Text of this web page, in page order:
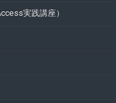
実践講座）